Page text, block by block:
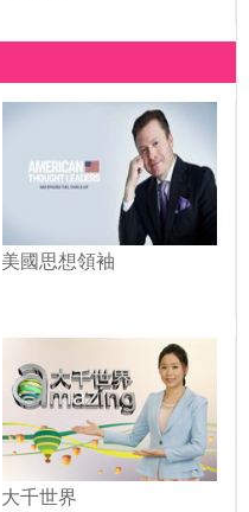
美國思想領袖
大千世界